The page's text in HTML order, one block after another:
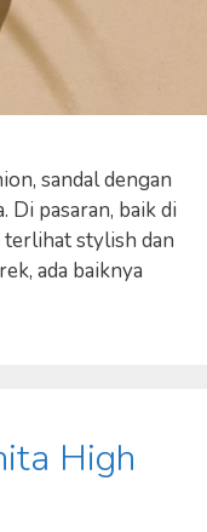
sandal dengan
pasaran, baik di
terlihat stylish dan
ada baiknya
High